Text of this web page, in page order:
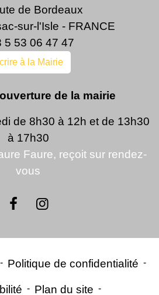
de Bordeaux
sur-l'Isle - FRANCE
5 53 06 47 47
à la Mairie
de la mairie
de 8h30 à 12h et de 13h30
à 17h30
Faure, reçoit sur rendez-
vous
- Politique de confidentialité -
- Plan du site -